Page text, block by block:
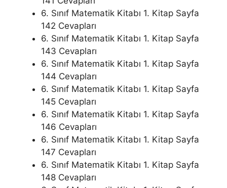
6. Sınıf Matematik Kitabı 1. Kitap Sayfa
142 Cevapları
6. Sınıf Matematik Kitabı 1. Kitap Sayfa
143 Cevapları
6. Sınıf Matematik Kitabı 1. Kitap Sayfa
144 Cevapları
6. Sınıf Matematik Kitabı 1. Kitap Sayfa
145 Cevapları
6. Sınıf Matematik Kitabı 1. Kitap Sayfa
146 Cevapları
6. Sınıf Matematik Kitabı 1. Kitap Sayfa
147 Cevapları
6. Sınıf Matematik Kitabı 1. Kitap Sayfa
148 Cevapları